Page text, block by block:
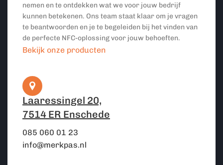
nemen en te ontdekken wat we voor jouw bedrijf
kunnen betekenen. Ons team staat klaar om je vragen
te beantwoorden en je te begeleiden bij het vinden van
de perfecte NFC-oplossing voor jouw behoeften.
Bekijk onze producten
Laaressingel 20,
7514 ER Enschede
085 060 01 23
info@merkpas.nl